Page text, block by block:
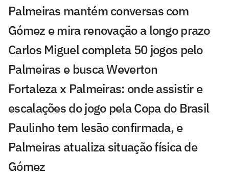
Palmeiras mantém conversas com
Gómez e mira renovação a longo prazo
Carlos Miguel completa 50 jogos pelo
Palmeiras e busca Weverton
Fortaleza x Palmeiras: onde assistir e
escalações do jogo pela Copa do Brasil
Paulinho tem lesão confirmada, e
Palmeiras atualiza situação física de
Gómez